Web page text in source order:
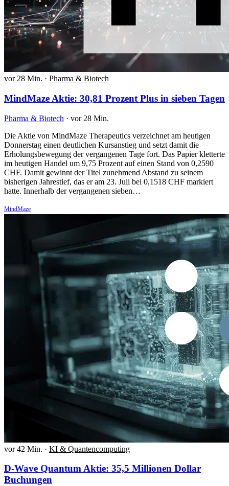
vor 28 Min. · Pharma & Biotech
MindMaze Aktie: 30,81 Prozent Plus in sieben Tagen
Pharma & Biotech · vor 28 Min.
Die Aktie von MindMaze Therapeutics verzeichnet am heutigen
Donnerstag einen deutlichen Kursanstieg und setzt damit die
Erholungsbewegung der vergangenen Tage fort. Das Papier kletterte
im heutigen Handel um 9,75 Prozent auf einen Stand von 0,2590
CHF. Damit gewinnt der Titel zunehmend Abstand zu seinem
bisherigen Jahrestief, das er am 23. Juli bei 0,1518 CHF markiert
hatte. Innerhalb der vergangenen sieben…
MindMaze
vor 42 Min. · KI & Quantencomputing
D-Wave Quantum Aktie: 35,5 Millionen Dollar
Buchungen